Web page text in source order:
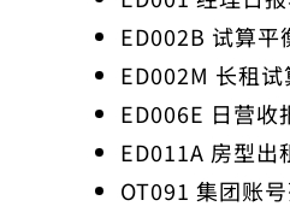
ED002B 试算平
ED002M 长租
ED006E 日营收
ED011A 房型出
OT091 集团账